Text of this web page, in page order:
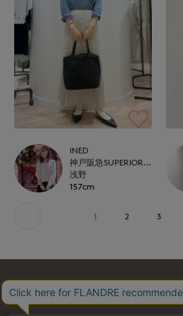
INED
神戸阪急SUPERIORCLOSET
浅野
157cm
1 2 3